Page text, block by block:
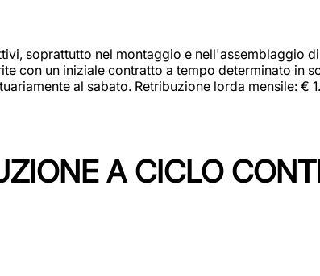
soprattutto nel montaggio e nell'assemblaggio
con un iniziale contratto a tempo determinato in
al sabato. Retribuzione lorda mensile: €
A CICLO